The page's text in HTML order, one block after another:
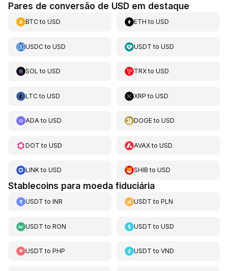
Pares de conversão de USD em destaque
BTCto USD ETH toUSD
USDCto USD USDT toUSD
SOL to USD TRXtoUSD
LTCto USD XRP toUSD
ADAto USD DOGEtoUSD
DOT to USD AVAXtoUSD
LINKto USD SHIB toUSD
Stablecoins para moeda fiduciária
USDT to INR USDT toPLN
USDT to RON USDT toUSD
USDT to PHP USDT toVND